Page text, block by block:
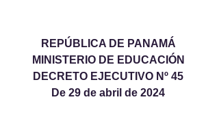
REPÚBLICA DE PANAMÁ
MINISTERIO DE EDUCACIÓN
DECRETO EJECUTIVO Nº 45
De 29 de abril de 2024